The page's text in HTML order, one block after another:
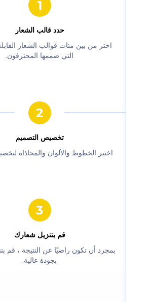
حدد قالب الشعار
‫اختر من بين مئات قوالب الشعار القابلة
التي صممها المحترفون.‬
‫تخصيص التصميم‬
‫اختبر الخطوط والألوان والمحاذاة لتخصيص
‫قم بتنزيل شعارك‬
‫بمجرد أن تكون راضيًا عن النتيجة ، قم بتنزيل
بجودة عالية.‬